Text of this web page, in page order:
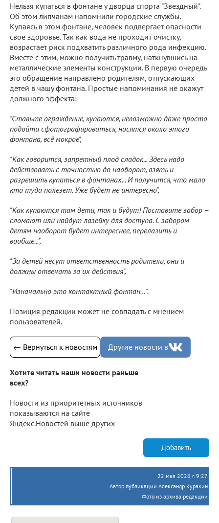
Нельзя купаться в фонтане у дворца спорта "Звездный".
Об этом липчанам напомнили городские службы.
Купаясь в этом фонтане, человек подвергает опасности
свое здоровье. Так как вода не проходит очистку,
возрастает риск подхватить различного рода инфекцию.
Вместе с этим, можно получить травму, наткнувшись на
металлические элементы конструкции. В первую очередь
это обращение направлено родителям, отпускающих
детей в чашу фонтана. Простые напоминания не окажут
должного эффекта:
"Ставьте ограждение, купаются, невозможно даже просто
подойти сфотографироваться, носятся около этого
фонтана, всё мокрое",
"Как говорится, запретный плод сладок... Здесь надо
действовать с точностью до наоборот, взять и
разрешить купаться в фонтанах... И получится, что мало
кто туда полезет. Уже будет не интересно",
"Как купаются там дети, так и будут! Поставите забор –
сломают или найдут лазейку для доступа. С забором
детям наоборот будет интереснее, перелазить и
вообще...",
"За детей несут ответственность родители, они и
должны отвечать за их действия",
"Изначально это контактный фонтан…".
Позиция редакции может не совпадать с мнением
пользователей.
← Вернуться к новостям Другие новости в
Хотите читать наши новости раньше
всех?
Новости из приоритетных источников
показываются на сайте
Яндекс.Новостей выше других
Добавить
22 мая 2026 г. 9:27
Автор публикации Александр Куракин
Фото из архива редакции